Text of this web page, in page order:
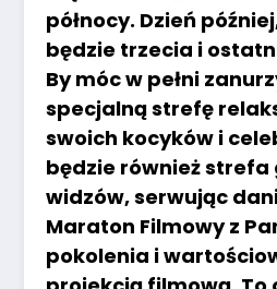
północy. Dzień
będzie trzecia i
By móc w pełni
specjalną strefę
swoich kocyków i
będzie również
widzów, serwując
Maraton Filmowy z
pokolenia i